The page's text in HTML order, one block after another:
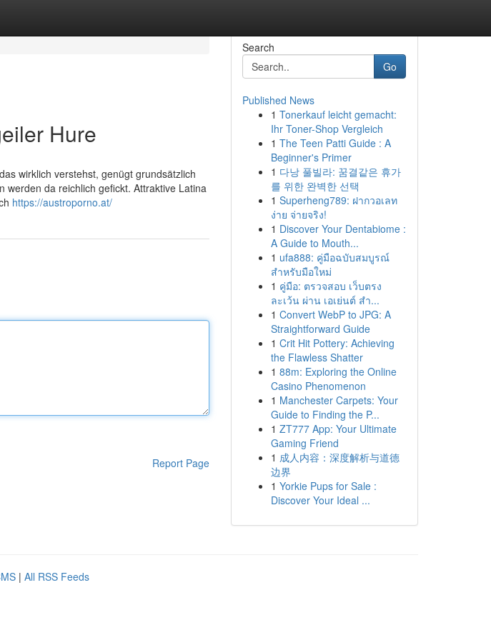
Hure
wirklich verstehst, genügt grundsätzlich
werden da reichlich gefickt. Attraktive Latina
https://austroporno.at/
Report Page
Search
Go
Published News
1 Tonerkauf leicht gemacht:
Ihr Toner-Shop Vergleich
1 The Teen Patti Guide : A
Beginner's Primer
1 다낭 풀빌라: 꿈결같은 휴가
를 위한 완벽한 선택
1 Superheng789: ฝากวอเลท
ง่าย จ่ายจริง!
1 Discover Your Dentabiome :
A Guide to Mouth...
1 ufa888: คู่มือฉบับสมบูรณ์
สำหรับมือใหม่
1 คู่มือ: ตรวจสอบ เว็บตรง
ละเว้น ผ่าน เอเย่นต์ สำ...
1 Convert WebP to JPG: A
Straightforward Guide
1 Crit Hit Pottery: Achieving
the Flawless Shatter
1 88m: Exploring the Online
Casino Phenomenon
1 Manchester Carpets: Your
Guide to Finding the P...
1 ZT777 App: Your Ultimate
Gaming Friend
1 成人内容：深度解析与道德
边界
1 Yorkie Pups for Sale :
Discover Your Ideal ...
| All RSS Feeds